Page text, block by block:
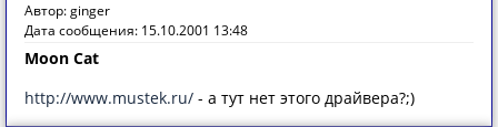
Автор: ginger
Дата сообщения: 15.10.2001 13:48
Moon Cat
http://www.mustek.ru/ - а тут нет этого драйвера?;)